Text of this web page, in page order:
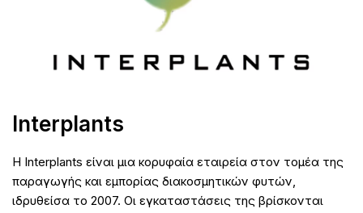
Interplants
Η Interplants είναι μια κορυφαία εταιρεία στον τομέα της
παραγωγής και εμπορίας διακοσμητικών φυτών,
ιδρυθείσα το 2007. Οι εγκαταστάσεις της βρίσκονται